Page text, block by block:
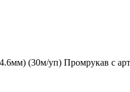
(30м/уп) Промрукав с